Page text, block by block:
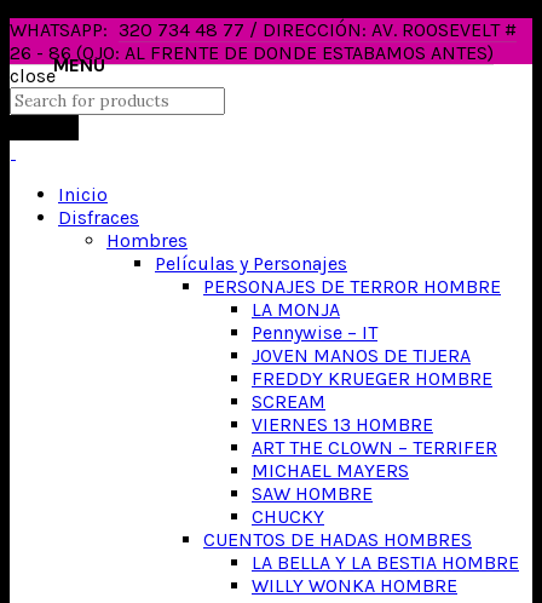
WHATSAPP: 320 734 48 77 / DIRECCIÓN: AV. ROOSEVELT #
26 - 86 (OJO: AL FRENTE DE DONDE ESTABAMOS ANTES)
close
Inicio
Disfraces
Hombres
Películas y Personajes
PERSONAJES DE TERROR HOMBRE
LA MONJA
Pennywise – IT
JOVEN MANOS DE TIJERA
FREDDY KRUEGER HOMBRE
SCREAM
VIERNES 13 HOMBRE
ART THE CLOWN – TERRIFER
MICHAEL MAYERS
SAW HOMBRE
CHUCKY
CUENTOS DE HADAS HOMBRES
LA BELLA Y LA BESTIA HOMBRE
WILLY WONKA HOMBRE